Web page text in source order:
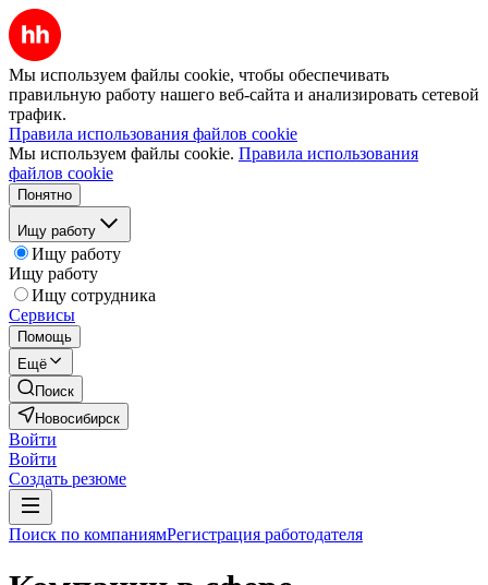
Мы используем файлы cookie, чтобы обеспечивать
правильную работу нашего веб-сайта и анализировать сетевой
трафик.
Правила использования файлов cookie
Мы используем файлы cookie. Правила использования
файлов cookie
Понятно
Ищу работу
Ищу работу
Ищу работу
Ищу сотрудника
Сервисы
Помощь
Ещё
Поиск
Новосибирск
Войти
Войти
Создать резюме
Поиск по компаниямРегистрация работодателя